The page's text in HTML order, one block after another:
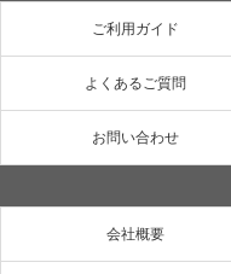
ご利用ガイド
よくあるご質問
お問い合わせ
会社概要